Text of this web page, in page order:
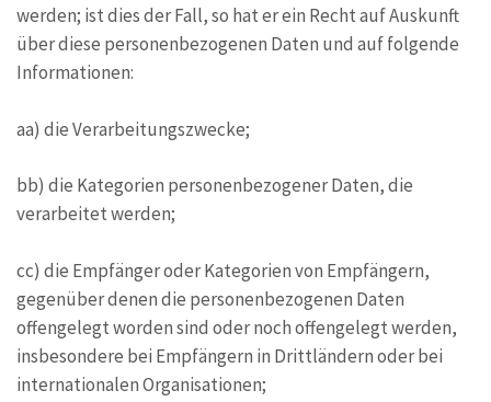
werden; ist dies der Fall, so hat er ein Recht auf Auskunft
über diese personenbezogenen Daten und auf folgende
Informationen:
aa) die Verarbeitungszwecke;
bb) die Kategorien personenbezogener Daten, die
verarbeitet werden;
cc) die Empfänger oder Kategorien von Empfängern,
gegenüber denen die personenbezogenen Daten
offengelegt worden sind oder noch offengelegt werden,
insbesondere bei Empfängern in Drittländern oder bei
internationalen Organisationen;